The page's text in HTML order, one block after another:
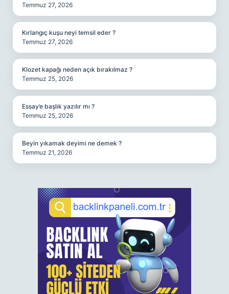
Temmuz 27, 2026
Kırlangıç kuşu neyi temsil eder ?
Temmuz 27, 2026
Klozet kapağı neden açık bırakılmaz ?
Temmuz 25, 2026
Essay’e başlık yazılır mı ?
Temmuz 25, 2026
Beyin yıkamak deyimi ne demek ?
Temmuz 21, 2026